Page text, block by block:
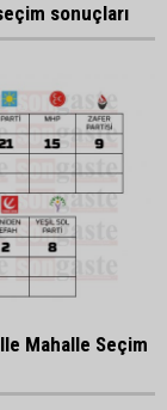
sonuçları
Mahalle Seçim